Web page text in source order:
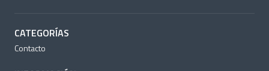
CATEGORÍAS
Contacto